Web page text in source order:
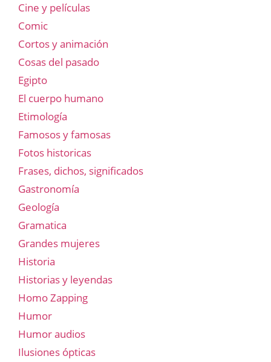
Cine y películas
Comic
Cortos y animación
Cosas del pasado
Egipto
El cuerpo humano
Etimología
Famosos y famosas
Fotos historicas
Frases, dichos, significados
Gastronomía
Geología
Gramatica
Grandes mujeres
Historia
Historias y leyendas
Homo Zapping
Humor
Humor audios
Ilusiones ópticas